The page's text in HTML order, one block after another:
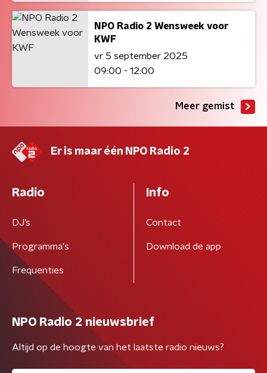
NPO Radio 2 Wensweek voor
KWF
vr 5 september 2025
09:00 - 12:00
Meer gemist
Er is maar één NPO Radio 2
Radio
DJ’s
Programma's
Frequenties
Info
Contact
Download de app
NPO Radio 2 nieuwsbrief
Altijd op de hoogte van het laatste radio nieuws?